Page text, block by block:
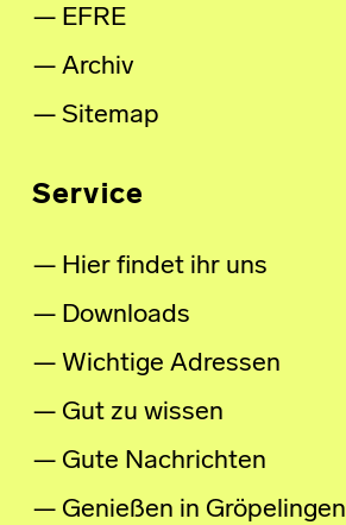
EFRE
Archiv
Sitemap
Service
Hier findet ihr uns
Downloads
Wichtige Adressen
Gut zu wissen
Gute Nachrichten
Genießen in Gröpelingen